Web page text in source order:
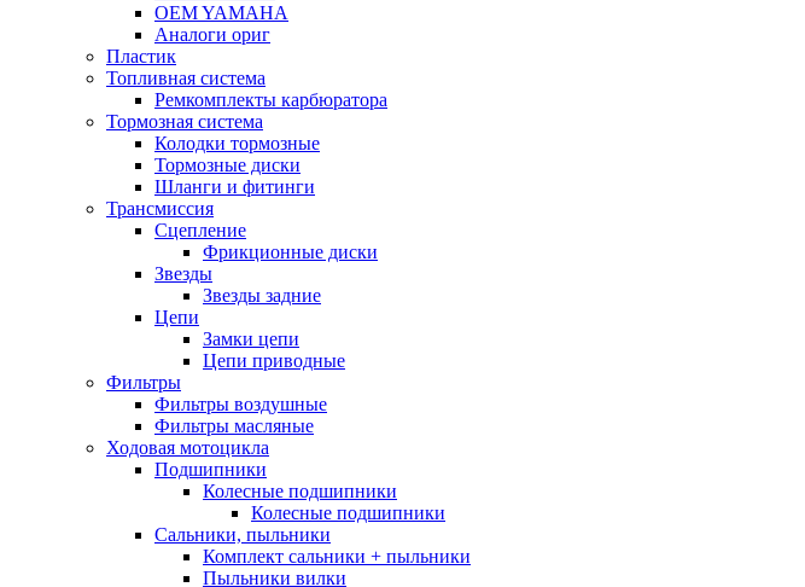
OEM YAMAHA
Аналоги ориг
Пластик
Топливная система
Ремкомплекты карбюратора
Тормозная система
Колодки тормозные
Тормозные диски
Шланги и фитинги
Трансмиссия
Cцепление
Фрикционные диски
Звезды
Звезды задние
Цепи
Замки цепи
Цепи приводные
Фильтры
Фильтры воздушные
Фильтры масляные
Ходовая мотоцикла
Подшипники
Колесные подшипники
Колесные подшипники
Сальники, пыльники
Комплект сальники + пыльники
Пыльники вилки